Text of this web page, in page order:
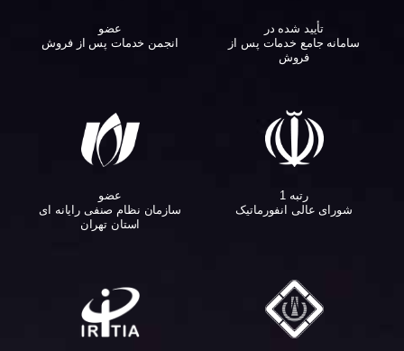
تأیید شده در
سامانه جامع خدمات پس از
فروش
عضو
انجمن خدمات پس از فروش
رتبه 1
شورای عالی انفورماتیک
عضو
سازمان نظام صنفی رایانه ای
استان تهران